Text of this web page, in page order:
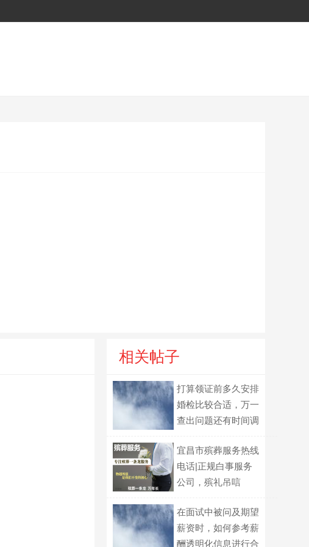
相关帖子
打算领证前多久安排
婚检比较合适，万一
查出问题还有时间调
宜昌市殡葬服务热线
电话|正规白事服务
公司，殡礼吊唁
在面试中被问及期望
薪资时，如何参考薪
酬透明化信息进行合